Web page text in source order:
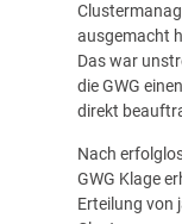
ausgemacht
Das war
die GWG
direkt
Nach
GWG Klage
Erteilung von